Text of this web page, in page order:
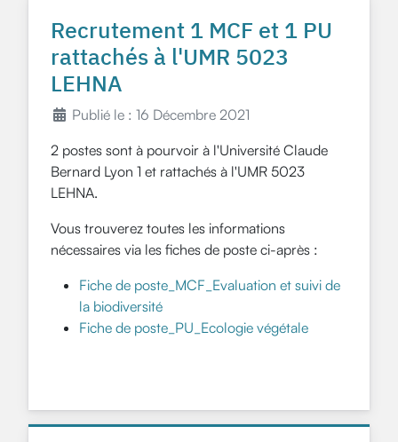
Recrutement 1 MCF et 1 PU
rattachés à l'UMR 5023
LEHNA
Publié le : 16 Décembre 2021
2 postes sont à pourvoir à l'Université Claude
Bernard Lyon 1 et rattachés à l'UMR 5023
LEHNA.
Vous trouverez toutes les informations
nécessaires via les fiches de poste ci-après :
Fiche de poste_MCF_Evaluation et suivi de
la biodiversité
Fiche de poste_PU_Ecologie végétale